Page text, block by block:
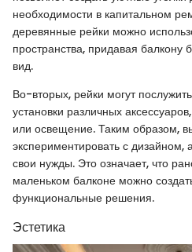
необходимости в капитальном
деревянные рейки можно
пространства, придавая балкону
вид.
Во-вторых, рейки могут
установки различных
или освещение. Таким образом,
экспериментировать с дизайном,
свои нужды. Это означает, что
маленьком балконе можно
функциональные решения.
Эстетика